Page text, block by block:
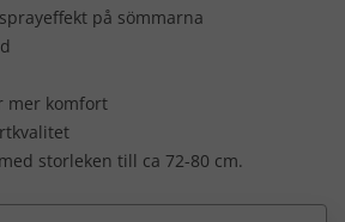
på sömmarna
mer komfort
storleken till ca 72-80 cm.